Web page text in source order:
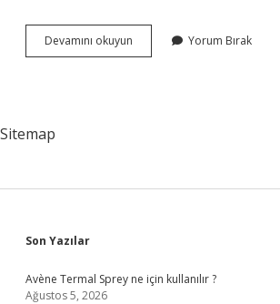
Devamını okuyun Bağlayıcı
Hüküm
Yorum Bırak
Sitemap
Sidebar
Son Yazılar
Avène Termal Sprey ne için kullanılır ?
Ağustos 5, 2026